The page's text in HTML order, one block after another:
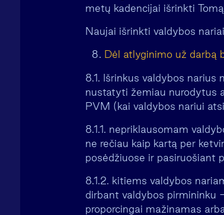
metų kadencijai išrinkti
Naujai išrinkti valdybos
Dėl atlyginimo už darbą
8.1. Išrinkus valdybos narius
nustatyti žemiau nurodytus
PVM (kai valdybos nariui
8.1.1. nepriklausomam
ne rečiau kaip kartą per
posėdžiuose ir pasiruošiant
8.1.2. kitiems valdybos
dirbant valdybos pirmininku
proporcingai mažinamas